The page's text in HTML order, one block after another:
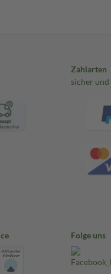
Zahlarten
sicher und
Folge uns